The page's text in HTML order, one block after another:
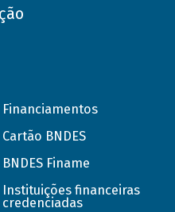
Financiamentos
Cartão BNDES
BNDES Finame
Instituições financeiras
credenciadas